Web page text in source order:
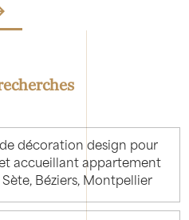
décoration design pour
accueillant appartement
Béziers, Montpellier